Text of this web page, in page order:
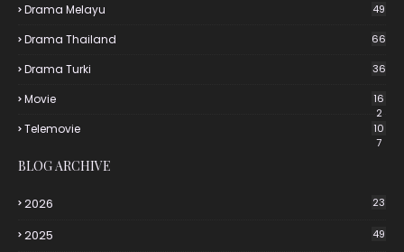
Drama Melayu 49
Drama Thailand 66
Drama Turki 36
Movie
16
2
Telemovie
10
7
BLOG ARCHIVE
2026 23
2025 49